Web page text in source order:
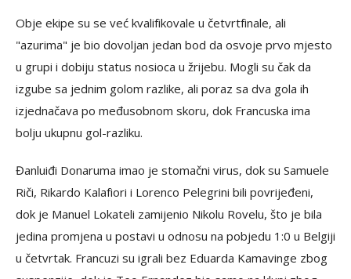
Obje ekipe su se već kvalifikovale u četvrtfinale, ali
"azurima" je bio dovoljan jedan bod da osvoje prvo mjesto
u grupi i dobiju status nosioca u žrijebu. Mogli su čak da
izgube sa jednim golom razlike, ali poraz sa dva gola ih
izjednačava po međusobnom skoru, dok Francuska ima
bolju ukupnu gol-razliku.
Đanluiđi Donaruma imao je stomačni virus, dok su Samuele
Riči, Rikardo Kalafiori i Lorenco Pelegrini bili povrijeđeni,
dok je Manuel Lokateli zamijenio Nikolu Rovelu, što je bila
jedina promjena u postavi u odnosu na pobjedu 1:0 u Belgiji
u četvrtak. Francuzi su igrali bez Eduarda Kamavinge zbog